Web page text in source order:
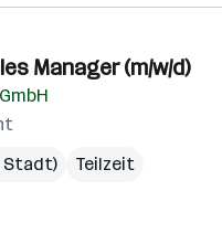
Manager (m/w/d)
Stadt)
Teilzeit